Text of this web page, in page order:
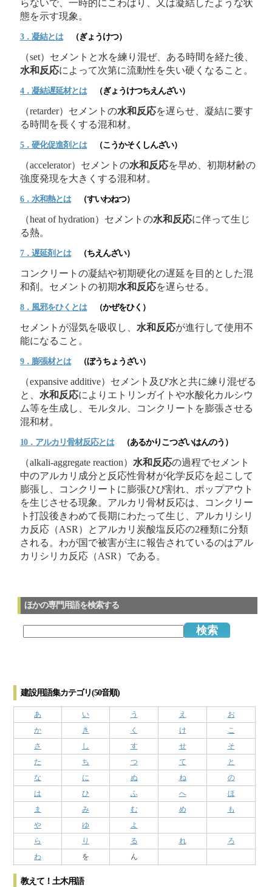
らないで、一時的にこわばり、又は凝結したような状
態を示す現象。
3．凝結とは（ぎょうけつ）
（set）セメントと水を練り混ぜ、ある時間を経た後、
水和反応によって次第に流動性を失い硬くなること。
4．凝結遅延材とは（ぎょうけつちえんざい）
（retarder）セメントの水和反応を遅らせ、凝結に要す
る時間を長くする混和材。
5．硬化促進剤とは（こうかそくしんざい）
（accelerator）セメントの水和反応を早め、初期材齢の
強度発現を大きくする混和材。
6．水和熱とは（すいわねつ）
（heat of hydration）セメントの水和反応に伴って生じ
る熱。
7．遅延剤とは（ちえんざい）
コンクリートの凝結や初期硬化の遅延を目的とした混
和剤。セメントの初期水和反応を遅らせる。
8．風邪をひくとは（かぜをひく）
セメントが湿気を吸収し、 水和反応が進行して使用不
能になること。
9．膨張材とは（ぼうちょうざい）
（expansive additive）セメント及び水と共に練り混ぜる
と、 水和反応によりエトリンガイトや水酸化カルシウ
ム等を生成し、モルタル、コンクリートを膨張させる
混和材。
10．アルカリ骨材反応とは（あるかりこつざいはんのう）
（alkali-aggregate reaction） 水和反応の過程でセメント
中のアルカリ成分と反応性骨材が化学反応を起こして
膨張し、コンクリートに膨張ひび割れ、ポップアウト
を生じさせる現象。アルカリ骨材反応は、コンクリー
ト打設後きわめて長期にわたって生じ、アルカリシリ
カ反応（ASR）とアルカリ炭酸塩反応の2種類に分類
される。わが国で被害が主に報告されているのはアル
カリシリカ反応（ASR）である。
ほかの専門用語を検索する
建設用語集カテゴリ(50音順)
あ い う え
お
か
き く け
こ
さ
し す せ
そ
た
ち つ て
と
な
に ぬ ね
の
は
ひ ふ へ
ほ
ま
み む め
も
や
ゆ
よ
ら
り る れ
ろ
わ
を ん
教えて！土木用語